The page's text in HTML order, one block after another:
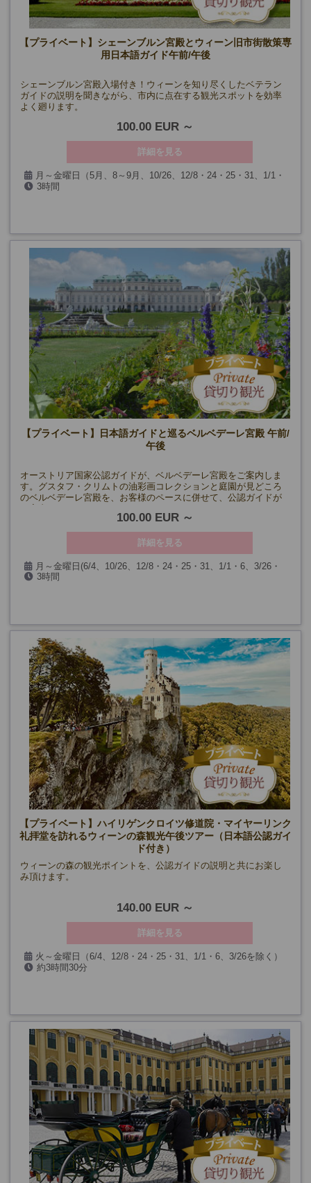
【プライベート】シェーンブルン宮殿とウィーン旧市街散策専
用日本語ガイド午前/午後
シェーンブルン宮殿入場付き！ウィーンを知り尽くしたベテラン
ガイドの説明を聞きながら、市内に点在する観光スポットを効率
よく廻ります。
100.00 EUR
詳細を見る
月～金曜日（5月、8～9月、10/26、12/8・24・25・31、1/1・
6、3/26・29を除く）
3時間
【プライベート】日本語ガイドと巡るベルベデーレ宮殿 午前/
午後
オーストリア国家公認ガイドが、ベルベデーレ宮殿をご案内しま
す。グスタフ・クリムトの油彩画コレクションと庭園が見どころ
のベルベデーレ宮殿を、お客様のペースに併せて、公認ガイドが
100.00 EUR
詳細を見る
月～金曜日(6/4、10/26、12/8・24・25・31、1/1・6、3/26・
29を除く)
3時間
【プライベート】ハイリゲンクロイツ修道院・マイヤーリンク
礼拝堂を訪れるウィーンの森観光午後ツアー（日本語公認ガイ
ド付き）
ウィーンの森の観光ポイントを、公認ガイドの説明と共にお楽し
み頂けます。
140.00 EUR
詳細を見る
火～金曜日（6/4、12/8・24・25・31、1/1・6、3/26を除く）
約3時間30分